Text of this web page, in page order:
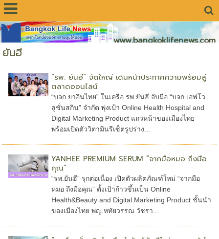
www.bangkoklifenews.com
ยันฮี
“รพ. ยันฮี” จัดใหญ่ เดินหน้าประกาศความพร้อมสู่
ตลาดออนไลน์
“บจก.ยาอินไทย” ในเครือ รพ.ยันฮี จับมือ “บจก.เอฟโว
ลูชั่นสกิน” จำกัด พุ่งเป้า Online Health Hospital and
Digital Marketing Product แถวหน้าของเมืองไทย
พร้อมเปิดตัววิตามินรีเซ็ตรูปร่าง...
YANHEE PREMIUM SERUM “จากมือหมอ ถึงมือ
คุณ”
“รพ.ยันฮี” รุกต่อเนื่อง เปิดตัวผลิตภัณฑ์ใหม่ “จากมือ
หมอ ถึงมือคุณ” ตั้งเป้าก้าวขึ้นเป็น Online
Health&Beauty and Digital Marketing Product ชั้นนำ
ของเมืองไทย พญ.หทัยวรรณ วัชรา...